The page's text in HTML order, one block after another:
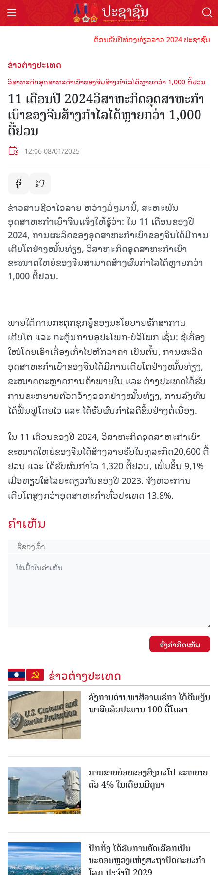
ຕ້ອນຮັບປີທ່ອງທ່ຽວລາວ 2024 ປະຊາຊົນລ
ຂ່າວຕ່າງປະເທດ
ວິສາຫະກິດອຸດສາຫະກຳເບົາຂອງຈີນສ້າງກຳໄລໄດ້ຫຼາຍກວ່າ 1,000 ຕື້ຢວນ
11 ເດືອນປີ 2024ວິສາຫະກິດອຸດສາຫະກຳ
ເບົາຂອງຈີນສ້າງກຳໄລໄດ້ຫຼາຍກວ່າ 1,000
ຕື້ຢວນ
12:06 08/01/2025
ຂ່າວສານຊີອາໄອລາຍ ຫວ່າງມໍ່ໆມານີ້, ສະຫະພັນ
ອຸດສາຫະກຳເບົາຈີນແຈ້ງໃຫ້ຮູ້ວ່າ: ໃນ 11 ເດືອນຂອງປີ
2024, ການຜະລິດຂອງອຸດສາຫະກຳເບົາຂອງຈີນໄດ້ມີການ
ເຕີບໂຕຢ່າງໝັ້ນທ່ຽງ, ວິສາຫະກິດອຸດສາຫະກຳເບົາ
ຂະໜາດໃຫຍ່ຂອງຈີນສາມາດສ້າງຜົນກຳໄລໄດ້ຫຼາຍກວ່າ
1,000 ຕື້ຢວນ.
ພາຍໃຕ້ການກະຕຸກຊຸກຍູ້ຂອງນະໂຍບາຍຮັກສາການ
ເຕີບໂຕ ແລະ ກະຕຸ້ນການອຸປະໂພກ-ບໍລິໂພກ ເຊັ່ນ: ຊື່ເຄື່ອງ
ໃໝ່ໂດຍເອົາເຄື່ອງເກົ່າໄປຫັກລາຄາ ເປັນຕົ້ນ, ການຜະລິດ
ອຸດສາຫະກຳເບົາຂອງຈີນໄດ້ມີການເຕີບໂຕຢ່າງໝັ້ນທ່ຽງ,
ຂະໜາດຕະຫຼາດການຄ້າພາຍໃນ ແລະ ຕ່າງປະເທດໄດ້ຮັບ
ການຂະຫຍາຍຕົວກວ້າງອອກຢ່າງໝັ້ນທ່ຽງ, ການລົງທຶນ
ໄດ້ຟື້ນຟູໂດຍໄວ ແລະ ໄດ້ຮັບຜົນກຳໄລດີຂຶ້ນຢ່າງຕໍ່ເນື່ອງ.
ໃນ 11 ເດືອນຂອງປີ 2024, ວິສາຫະກິດອຸດສາຫະກຳເບົາ
ຂະໜາດໃຫຍ່ຂອງຈີນໄດ້ສ້າງລາຍຮັບໃນທຸລະກິດ20,600 ຕື້
ຢວນ ແລະ ໄດ້ຮັບຜົນກຳໄລ 1,320 ຕື້ຢວນ, ເພີ່ມຂຶ້ນ 9,1%
ເມື່ອທຽບໃສ່ໄລຍະດຽວກັນຂອງປີ 2023. ຈັງຫວະການ
ເຕີບໂຕສູງກວ່າອຸດສາຫະກຳທົ່ວປະເທດ 13.8%.
ຄໍາເຫັນ
ສົ່ງຄໍາຄິດເຫັນ
ຂ່າວຕ່າງປະເທດ
ອົງການດ່ານພາສີອາເມຣິກາ ໄດ້ຄືນເງິນ
ພາສີແລ້ວປະມານ 100 ຕື້ໂດລາ
ການຂາຍຍ່ອຍຂອງສິງກະໂປ ຂະຫຍາຍ
ຕົວ 4% ໃນເດືອນມິຖຸນາ
ປັກກິ່ງ ໄດ້ຮັບການຄັດເລືອກເປັນ
ນະຄອນຫຼວງແຫ່ງສະຖາປັດຕະຍະກຳ